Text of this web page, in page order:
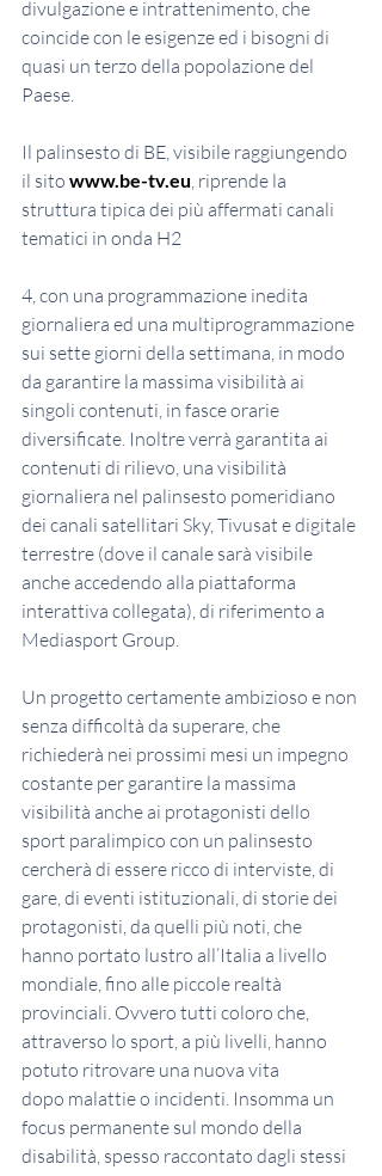
divulgazione e intrattenimento, che
coincide con le esigenze ed i bisogni di
quasi un terzo della popolazione del
Paese.
Il palinsesto di BE, visibile raggiungendo
il sito www.be-tv.eu, riprende la
struttura tipica dei più affermati canali
tematici in onda H2
4, con una programmazione inedita
giornaliera ed una multiprogrammazione
sui sette giorni della settimana, in modo
da garantire la massima visibilità ai
singoli contenuti, in fasce orarie
diversificate. Inoltre verrà garantita ai
contenuti di rilievo, una visibilità
giornaliera nel palinsesto pomeridiano
dei canali satellitari Sky, Tivusat e digitale
terrestre (dove il canale sarà visibile
anche accedendo alla piattaforma
interattiva collegata), di riferimento a
Mediasport Group.
Un progetto certamente ambizioso e non
senza difficoltà da superare, che
richiederà nei prossimi mesi un impegno
costante per garantire la massima
visibilità anche ai protagonisti dello
sport paralimpico con un palinsesto
cercherà di essere ricco di interviste, di
gare, di eventi istituzionali, di storie dei
protagonisti, da quelli più noti, che
hanno portato lustro all’Italia a livello
mondiale, fino alle piccole realtà
provinciali. Ovvero tutti coloro che,
attraverso lo sport, a più livelli, hanno
potuto ritrovare una nuova vita
dopo malattie o incidenti. Insomma un
focus permanente sul mondo della
disabilità, spesso raccontato dagli stessi